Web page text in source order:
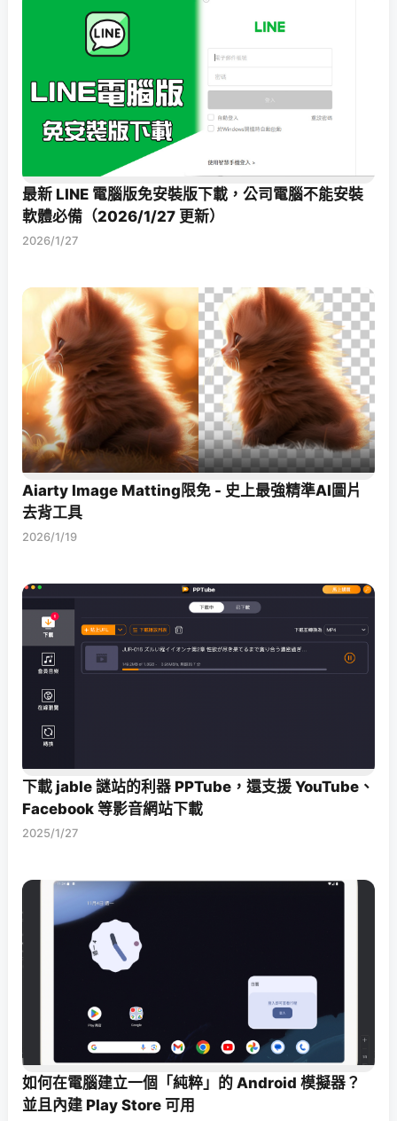
最新 LINE 電腦版免安裝版下載，公司電腦不能安裝
軟體必備（2026/1/27 更新）
2026/1/27
Aiarty Image Matting限免 - 史上最強精準AI圖片
去背工具
2026/1/19
下載 jable 謎站的利器 PPTube，還支援 YouTube、
Facebook 等影音網站下載
2025/1/27
如何在電腦建立一個「純粹」的 Android 模擬器？
並且內建 Play Store 可用